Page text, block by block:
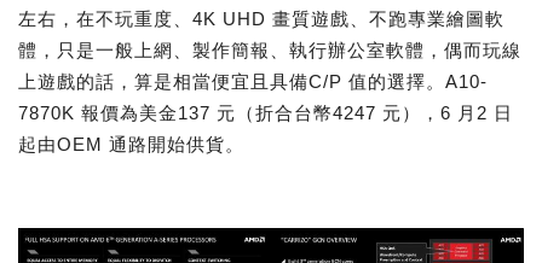
左右，在不玩重度、4K UHD 畫質遊戲、不跑專業繪圖軟
體，只是一般上網、製作簡報、執行辦公室軟體，偶而玩線
上遊戲的話，算是相當便宜且具備C/P 值的選擇。A10-
7870K 報價為美金137 元（折合台幣4247 元），6 月2 日
起由OEM 通路開始供貨。